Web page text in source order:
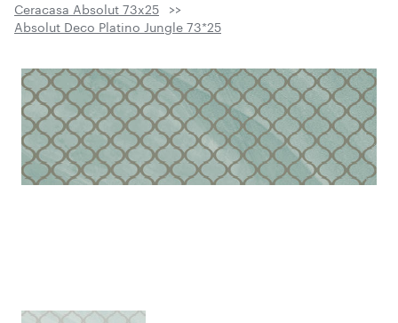
Ceracasa Absolut 73x25
Absolut Deco Platino Jungle 73*25